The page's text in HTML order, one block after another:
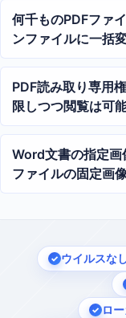
何千ものPDFファ
ンファイルに一括
PDF読み取り専用
限しつつ閲覧は可
Word文書の指定
ファイルの固定画
ウイルスな
ロ